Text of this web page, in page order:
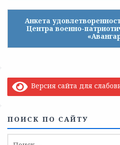
Анкета
Центра военно-
Версия сайта для
ПОИСК ПО САЙТУ